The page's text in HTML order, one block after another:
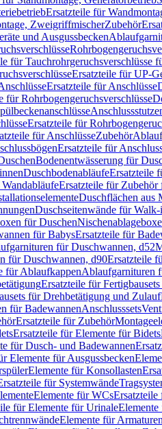
Ersatzteile für
ZweigriffmischerZubehör
und Ausgussbecken
für Tauchrohrgeruchsverschlüsse
Ersatzteile für UP-
Ersatzteile für Anschlüsse
für Rohrbogengeruchsverschlüsse
Ersatzteile für
für AnschlüsseZubehör
Ersatzteile für
Bodenentwässerung für
DuschbodenabläufeErsatzteile
Ersatzteile für Zubehör
Duschflächen aus
Duschseitenwände für
für Duschen
für BabysErsatzteile für
für Duschwannen, d52
für Duschwannen, d90Ersatzteile
für AblaufkappenAblaufgarnituren
Ersatzteile für
für Drehbetätigung und Zulauf
für BadewannenAnschlusssets
Ersatzteile für Zubehör
Ersatzteile für Elemente für Bidets
für Dusch- und Badewannen
Elemente für Ausgussbecken
Elemente für Konsollasten
für Systemwände
Elemente für WCs
für Elemente für Urinale
Elemente für